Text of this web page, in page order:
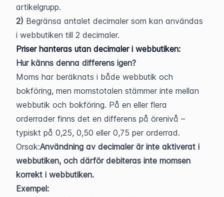
artikelgrupp.
2) Begränsa antalet decimaler som kan användas
i webbutiken till 2 decimaler.
Priser hanteras utan decimaler i webbutiken:
Hur känns denna differens igen?
Moms har beräknats i både webbutik och
bokföring, men momstotalen stämmer inte mellan
webbutik och bokföring. På en eller flera
orderrader finns det en differens på örenivå –
typiskt på 0,25, 0,50 eller 0,75 per orderrad.
Orsak:Användning av decimaler är inte aktiverat i
webbutiken, och därför debiteras inte momsen
korrekt i webbutiken.
Exempel: